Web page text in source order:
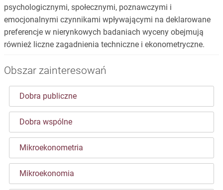
psychologicznymi, społecznymi, poznawczymi i
emocjonalnymi czynnikami wpływającymi na deklarowane
preferencje w nierynkowych badaniach wyceny obejmują
również liczne zagadnienia techniczne i ekonometryczne.
Obszar zainteresowań
Dobra publiczne
Dobra wspólne
Mikroekonometria
Mikroekonomia